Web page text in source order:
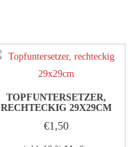
TOPFUNTERSETZER,
RECHTECKIG 29X29CM
€1,50